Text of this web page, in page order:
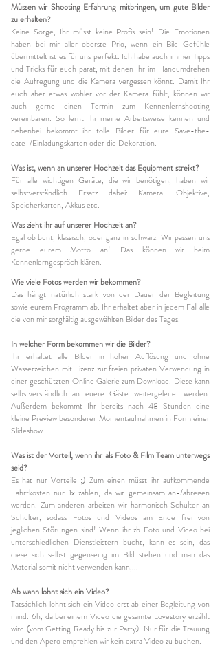
Müssen wir Shooting Erfahrung mitbringen, um gute Bilder
zu erhalten?
Keine Sorge, Ihr müsst keine Profis sein! Die Emotionen
haben bei mir aller oberste Prio, wenn ein Bild Gefühle
übermittelt ist es für uns perfekt. Ich habe auch immer Tipps
und Tricks für euch parat, mit denen Ihr im Handumdrehen
die Aufregung und die Kamera vergessen könnt. Damit Ihr
euch aber etwas wohler vor der Kamera fühlt, können wir
auch gerne einen Termin zum Kennenlernshooting
vereinbaren. So lernt Ihr meine Arbeitsweise kennen und
nebenbei bekommt ihr tolle Bilder für eure Save-the-
date-/Einladungskarten oder die Dekoration.
Was ist, wenn an unserer Hochzeit das Equipment streikt?
Für alle wichtigen Geräte, die wir benötigen, haben wir
selbstverständlich Ersatz dabei: Kamera, Objektive,
Speicherkarten, Akkus etc.
Was zieht ihr auf unserer Hochzeit an?
Egal ob bunt, klassisch, oder ganz in schwarz. Wir passen uns
gerne eurem Motto an! Das können wir beim
Kennenlerngespräch klären.
Wie viele Fotos werden wir bekommen?
Das hängt natürlich stark von der Dauer der Begleitung
sowie eurem Programm ab. Ihr erhaltet aber in jedem Fall alle
die von mir sorgfältig ausgewählten Bilder des Tages.
In welcher Form bekommen wir die Bilder?
Ihr erhaltet alle Bilder in hoher Auflösung und ohne
Wasserzeichen mit Lizenz zur freien privaten Verwendung in
einer geschützten Online Galerie zum Download. Diese kann
selbstverständlich an euere Gäste weitergeleitet werden.
Außerdem bekommt Ihr bereits nach 48 Stunden eine
kleine Preview besonderer Momentaufnahmen in Form einer
Slideshow.
Was ist der Vorteil, wenn ihr als Foto & Film Team unterwegs
seid?
Es hat nur Vorteile ;) Zum einen müsst ihr aufkommende
Fahrtkosten nur 1x zahlen, da wir gemeinsam an-/abreisen
werden. Zum anderen arbeiten wir harmonisch Schulter an
Schulter, sodass Fotos und Videos am Ende frei von
jeglichen Störungen sind! Wenn ihr zb Foto und Video bei
unterschiedlichen Dienstleistern bucht, kann es sein, das
diese sich selbst gegenseitig im Bild stehen und man das
Material somit nicht verwenden kann,...
Ab wann lohnt sich ein Video?
Tatsächlich lohnt sich ein Video erst ab einer Begleitung von
mind. 6h, da bei einem Video die gesamte Lovestory erzählt
wird (vom Getting Ready bis zur Party). Nur für die Trauung
und den Apero empfehlen wir kein extra Video zu buchen.